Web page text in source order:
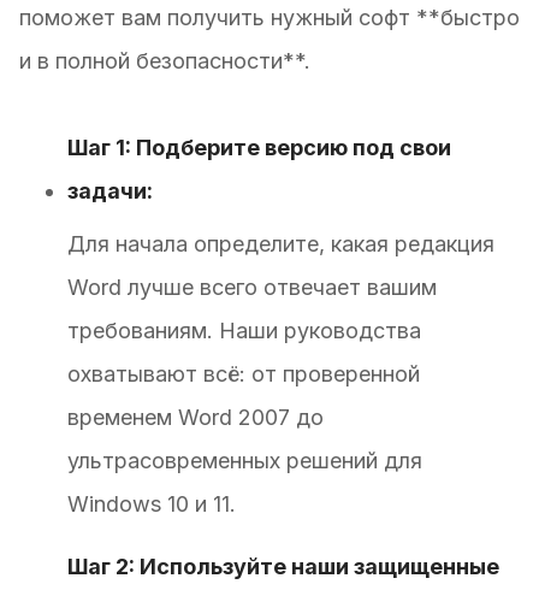
поможет вам получить нужный софт **быстро
и в полной безопасности**.
Шаг 1: Подберите версию под свои
задачи:
Для начала определите, какая редакция
Word лучше всего отвечает вашим
требованиям. Наши руководства
охватывают всё: от проверенной
временем Word 2007 до
ультрасовременных решений для
Windows 10 и 11.
Шаг 2: Используйте наши защищенные